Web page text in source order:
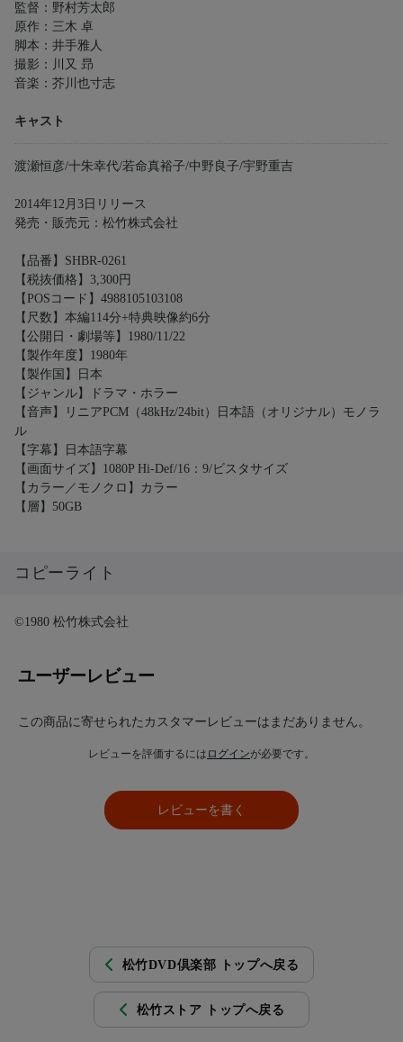
監督：野村芳太郎
原作：三木 卓
脚本：井手雅人
撮影：川又 昻
音楽：芥川也寸志
キャスト
渡瀬恒彦/十朱幸代/若命真裕子/中野良子/宇野重吉
2014年12月3日リリース
発売・販売元：松竹株式会社
【品番】SHBR-0261
【税抜価格】3,300円
【POSコード】4988105103108
【尺数】本編114分+特典映像約6分
【公開日・劇場等】1980/11/22
【製作年度】1980年
【製作国】日本
【ジャンル】ドラマ・ホラー
【音声】リニアPCM（48kHz/24bit）日本語（オリジナル）モノラ
ル
【字幕】日本語字幕
【画面サイズ】1080P Hi-Def/16：9/ビスタサイズ
【カラー／モノクロ】カラー
【層】50GB
コピーライト
©1980 松竹株式会社
ユーザーレビュー
この商品に寄せられたカスタマーレビューはまだありません。
レビューを評価するには ログインが必要です。
レビューを書く
松竹DVD倶楽部 トップへ戻る
松竹ストア トップへ戻る